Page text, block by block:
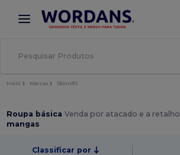
× App Wordans
Melhores preços na app!
Início Marcas Skinnifit
Roupa básicaVenda por atacado e a retalho
mangas
Classificar por